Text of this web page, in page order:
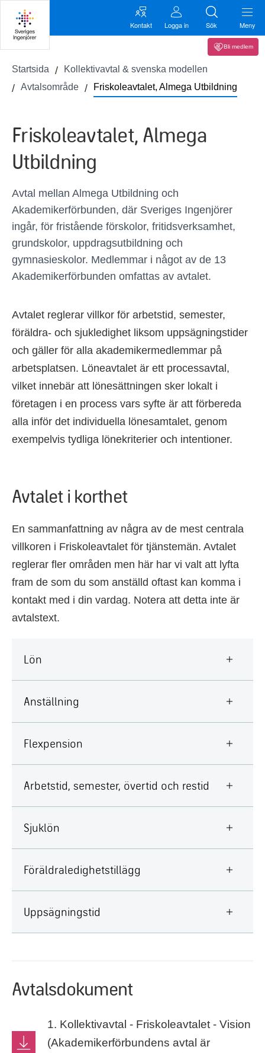
Kontakt Logga in Sök Meny
Bli medlem
Startsida
Kollektivavtal & svenska modellen
Avtalsområde
Friskoleavtalet, Almega Utbildning
Friskoleavtalet, Almega
Utbildning
Avtal mellan Almega Utbildning och
Akademikerförbunden, där Sveriges Ingenjörer
ingår, för fristående förskolor, fritidsverksamhet,
grundskolor, uppdragsutbildning och
gymnasieskolor. Medlemmar i något av de 13
Akademikerförbunden omfattas av avtalet.
Avtalet reglerar villkor för arbetstid, semester,
föräldra- och sjukledighet liksom uppsägningstider
och gäller för alla akademikermedlemmar på
arbetsplatsen. Löneavtalet är ett processavtal,
vilket innebär att lönesättningen sker lokalt i
företagen i en process vars syfte är att förbereda
alla inför det individuella lönesamtalet, genom
exempelvis tydliga lönekriterier och intentioner.
Avtalet i korthet
En sammanfattning av några av de mest centrala
villkoren i Friskoleavtalet för tjänstemän. Avtalet
reglerar fler områden men här har vi valt att lyfta
fram de som du som anställd oftast kan komma i
kontakt med i din vardag. Notera att detta inte är
avtalstext.
Lön
Anställning
Flexpension
Arbetstid, semester, övertid och restid
Sjuklön
Föräldraledighetstillägg
Uppsägningstid
Avtalsdokument
1. Kollektivavtal - Friskoleavtalet - Vision
(Akademikerförbundens avtal är